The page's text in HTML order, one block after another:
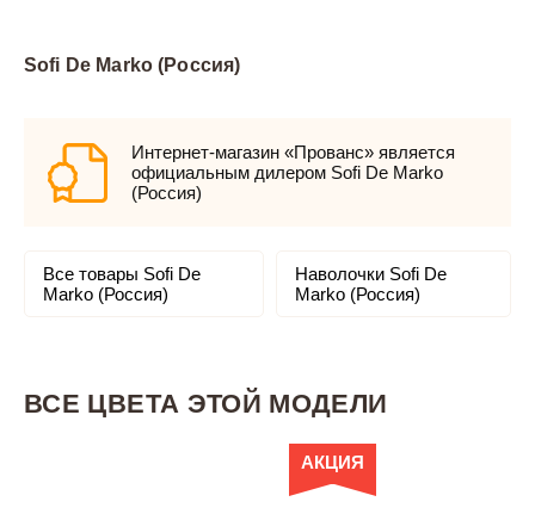
Sofi De Marko (Россия)
Интернет-магазин «Прованс» является
официальным дилером Sofi De Marko
(Россия)
Все товары Sofi De
Marko (Россия)
Наволочки Sofi De
Marko (Россия)
ВСЕ ЦВЕТА ЭТОЙ МОДЕЛИ
АКЦИЯ